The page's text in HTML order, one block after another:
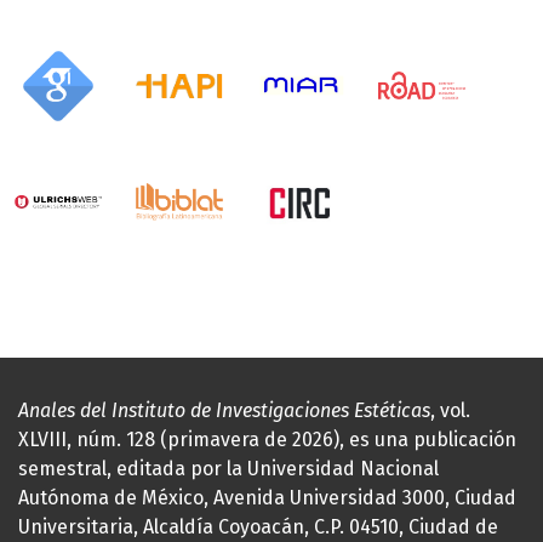
Anales del Instituto de Investigaciones Estéticas, vol.
XLVIII, núm. 128 (primavera de 2026), es una publicación
semestral, editada por la Universidad Nacional
Autónoma de México, Avenida Universidad 3000, Ciudad
Universitaria, Alcaldía Coyoacán, C.P. 04510, Ciudad de